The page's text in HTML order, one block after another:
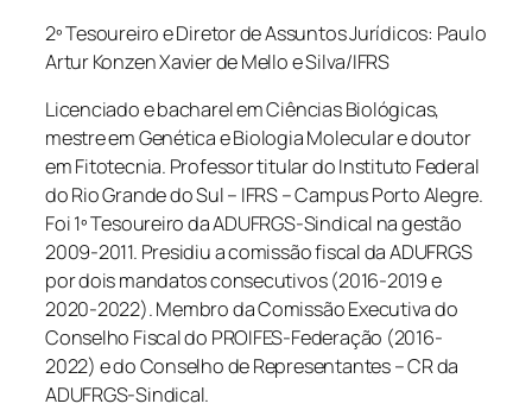
2º Tesoureiro e Diretor de Assuntos Jurídicos: Paulo
Artur Konzen Xavier de Mello e Silva/IFRS
Licenciado e bacharel em Ciências Biológicas,
mestre em Genética e Biologia Molecular e doutor
em Fitotecnia. Professor titular do Instituto Federal
do Rio Grande do Sul – IFRS – Campus Porto Alegre.
Foi 1º Tesoureiro da ADUFRGS-Sindical na gestão
2009-2011. Presidiu a comissão fiscal da ADUFRGS
por dois mandatos consecutivos (2016-2019 e
2020-2022). Membro da Comissão Executiva do
Conselho Fiscal do PROIFES-Federação (2016-
2022) e do Conselho de Representantes – CR da
ADUFRGS-Sindical.